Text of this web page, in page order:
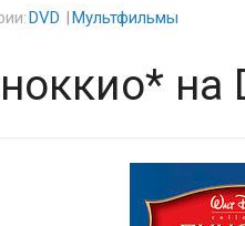
DVD Мультфильмы
на